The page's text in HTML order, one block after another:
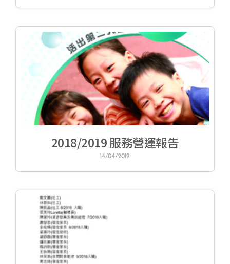
2018/2019 服務營運報告
14/04/2019